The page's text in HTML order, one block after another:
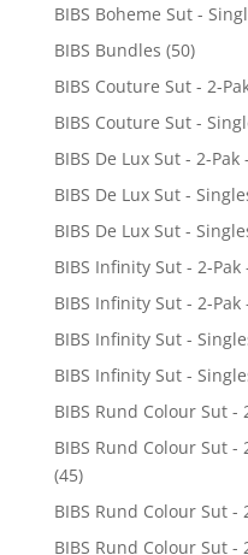
BIBS Boheme Sut -
BIBS Bundles (50)
BIBS Couture Sut - 2-
BIBS Couture Sut -
BIBS De Lux Sut - 2-
BIBS De Lux Sut -
BIBS De Lux Sut -
BIBS Infinity Sut - 2-Pak
BIBS Infinity Sut - 2-Pak
BIBS Infinity Sut -
BIBS Infinity Sut -
BIBS Rund Colour Sut -
BIBS Rund Colour Sut
(45)
BIBS Rund Colour Sut -
BIBS Rund Colour Sut